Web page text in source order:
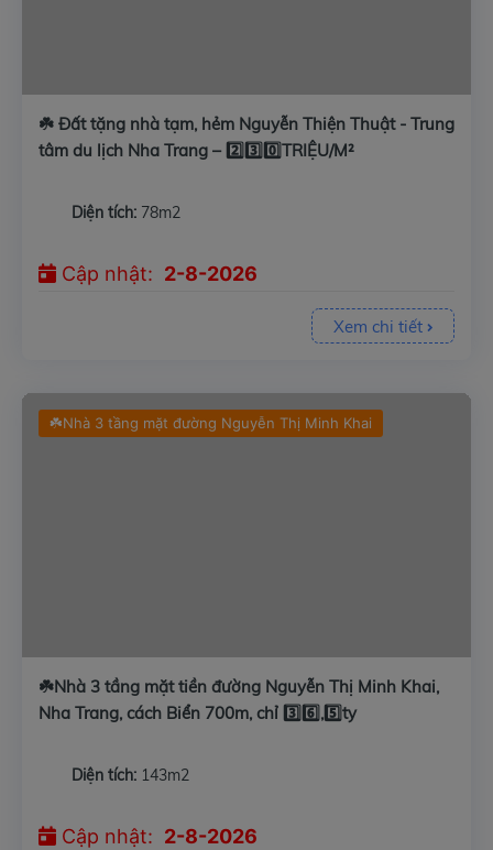
☘️ Đất tặng nhà tạm, hẻm Nguyễn Thiện Thuật - Trung
tâm du lịch Nha Trang – 2️⃣3️⃣0️⃣TRIỆU/M²
Diện tích: 78m2
Cập nhật: 2-8-2026
Xem chi tiết
☘️Nhà 3 tầng mặt đường Nguyễn Thị Minh Khai
☘️Nhà 3 tầng mặt tiền đường Nguyễn Thị Minh Khai,
Nha Trang, cách Biển 700m, chỉ 3️⃣6️⃣,5️⃣ty
Diện tích: 143m2
Cập nhật: 2-8-2026